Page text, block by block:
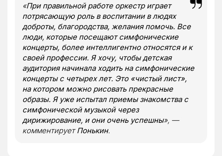
«При правильной работе оркестр играет
потрясающую роль в воспитании в людях
доброты, благородства, желания помочь. Все
люди, которые посещают симфонические
концерты, более интеллигентно относятся и к
своей профессии. Я хочу, чтобы детская
аудитория начинала ходить на симфонические
концерты с четырех лет. Это «чистый лист»,
на котором можно рисовать прекрасные
образы. Я уже испытал приемы знакомства с
симфонической музыкой через
дирижирование, и они очень успешны», —
комментируетПонькин.